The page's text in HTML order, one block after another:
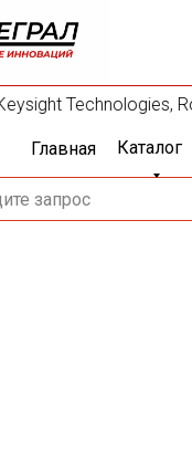
Technologies,
Главная Каталог